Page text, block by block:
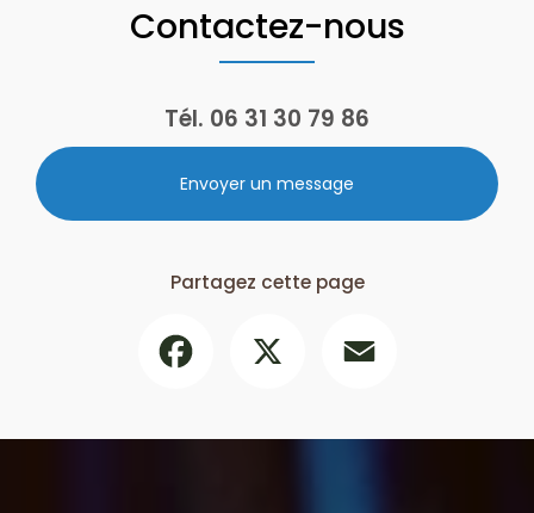
Contactez-nous
Tél. 06 31 30 79 86
Envoyer un message
Partagez cette page